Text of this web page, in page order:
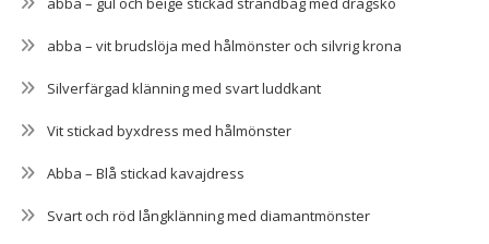
abba – vit brudslöja med hålmönster och silvrig krona
Silverfärgad klänning med svart luddkant
Vit stickad byxdress med hålmönster
Abba – Blå stickad kavajdress
Svart och röd långklänning med diamantmönster